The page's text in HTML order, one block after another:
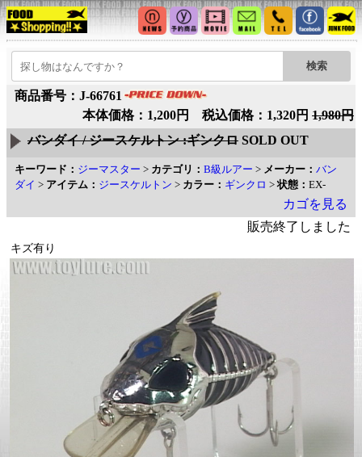
商品番号：J-66761
本体価格：1,200円 税込価格：1,320円 1,980円
バンダイ / ジースケルトン :ギンクロ SOLD OUT
キーワード： ジーマスター > カテゴリ： B級ルアー > メーカー： バン
ダイ > アイテム： ジースケルトン > カラー： ギンクロ >状態： EX-
カゴを見る
販売終了しました
キズ有り